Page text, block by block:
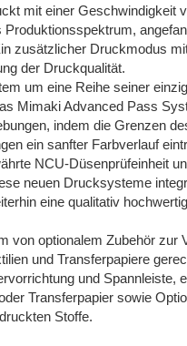
mit einer Geschwindigkeit
zusätzlicher Druckmodus
der Druckqualität.
um eine Reihe seiner
Mimaki Advanced Pass
indem die Grenzen
ein sanfter Farbverlauf
NCU-Düsenprüfeinheit
neuen Drucksysteme
eine qualitativ
von optionalem Zubehör zur
und Transferpapiere
und Spannleiste,
Transferpapier sowie
Stoffe.